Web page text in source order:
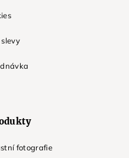
fotografie